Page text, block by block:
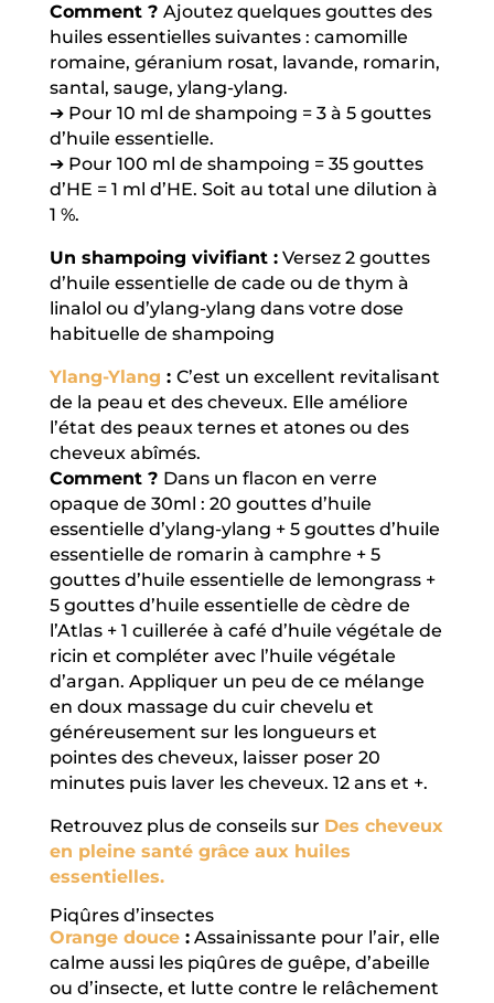
Comment ? Ajoutez quelques gouttes des
huiles essentielles suivantes : camomille
romaine, géranium rosat, lavande, romarin,
santal, sauge, ylang-ylang.
➔ Pour 10 ml de shampoing = 3 à 5 gouttes
d’huile essentielle.
➔ Pour 100 ml de shampoing = 35 gouttes
d’HE = 1 ml d’HE. Soit au total une dilution à
1 %.
Un shampoing vivifiant :Versez 2 gouttes
d’huile essentielle de cade ou de thym à
linalol ou d’ylang-ylang dans votre dose
habituelle de shampoing
Ylang-Ylang : C’est un excellent revitalisant
de la peau et des cheveux. Elle améliore
l’état des peaux ternes et atones ou des
cheveux abîmés.
Comment ? Dans un flacon en verre
opaque de 30ml : 20 gouttes d’huile
essentielle d’ylang-ylang + 5 gouttes d’huile
essentielle de romarin à camphre + 5
gouttes d’huile essentielle de lemongrass +
5 gouttes d’huile essentielle de cèdre de
l’Atlas + 1 cuillerée à café d’huile végétale de
ricin et compléter avec l’huile végétale
d’argan. Appliquer un peu de ce mélange
en doux massage du cuir chevelu et
généreusement sur les longueurs et
pointes des cheveux, laisser poser 20
minutes puis laver les cheveux. 12 ans et +.
Retrouvez plus de conseils sur Des cheveux
en pleine santé grâce aux huiles
essentielles.
Piqûres d’insectes
Orange douce:Assainissante pour l’air, elle
calme aussi les piqûres de guêpe, d’abeille
ou d’insecte, et lutte contre le relâchement